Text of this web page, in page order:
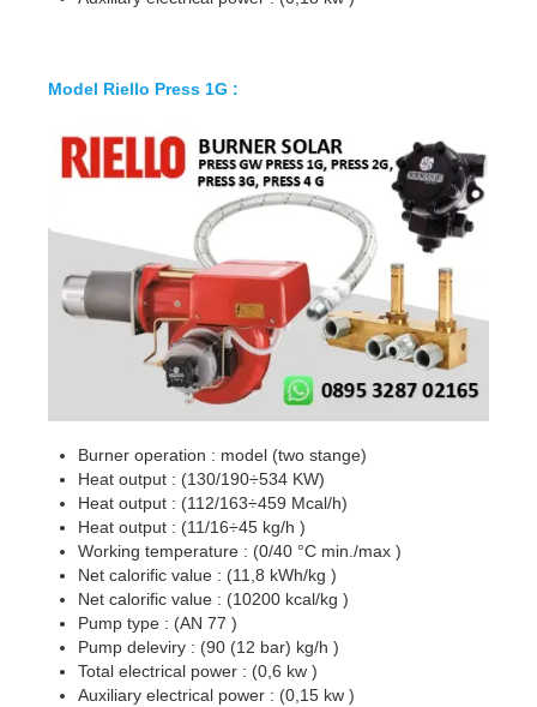
Model Riello Press 1G :
Burner operation : model (two stange)
Heat output : (130/190÷534 KW)
Heat output : (112/163÷459 Mcal/h)
Heat output : (11/16÷45 kg/h )
Working temperature : (0/40 °C min./max )
Net calorific value : (11,8 kWh/kg )
Net calorific value : (10200 kcal/kg )
Pump type : (AN 77 )
Pump deleviry : (90 (12 bar) kg/h )
Total electrical power : (0,6 kw )
Auxiliary electrical power : (0,15 kw )